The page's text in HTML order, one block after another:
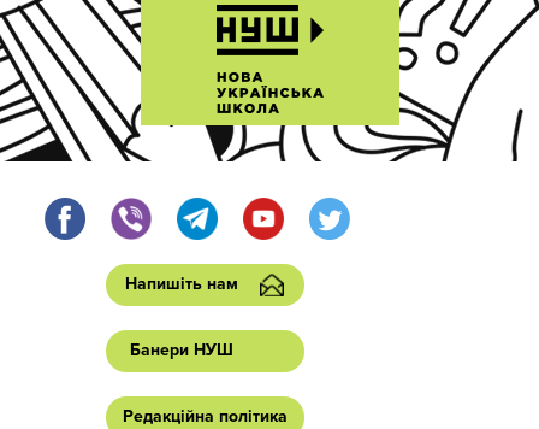
Напишіть нам
Банери НУШ
Редакційна політика